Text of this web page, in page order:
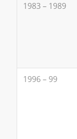
1983 – 1989
1996 – 99